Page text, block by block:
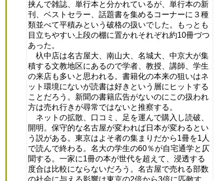
挟んで雑誌、単行本と分かれているが、単行本の新
刊、ベストセラー、話題書を集めるコーナーに３種
類並べて平積みという破格の扱いでした。もっとも
目立ちやすい上段の棚に置かれそれぞれ約10冊づつ
あった。
杁中店は名古屋大、南山大、名城大、中京大が集
積する文教地区にあるので学者、教授、講師、学生
の来店も多いと思われる。書籍化の本来の狙いはネ
ット環境にないが読書は好きという層にヒットする
ことだろう。新聞の書籍広告がないのにこの扱われ
方は売れ行きが尋常ではないと推察する。
ネットの拡散、口コミ、足を運んで購入し読破、
開明。保守的な名古屋が変われば日本が変わるとい
う説がある。東京はよそ者の集まりだから1冊を1人
で読んで終わる。名大の学生の60％が自宅通学と仄
聞する。一家に1冊の本が世代を超えて、浸透する
度合は比較にならないだろう。名古屋で売れる部数